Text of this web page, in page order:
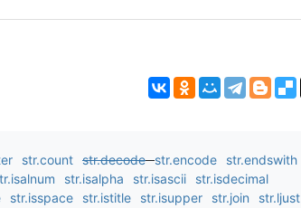
str.count str.decode str.encode
str.endswith
str.isalpha str.isascii
str.isdecimal
str.isspace str.istitle str.isupper str.join str.ljust